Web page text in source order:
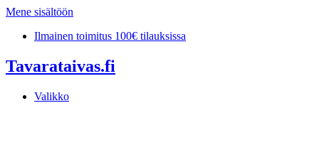
Mene sisältöön
Ilmainen toimitus 100€ tilauksissa
Tavarataivas.fi
Valikko